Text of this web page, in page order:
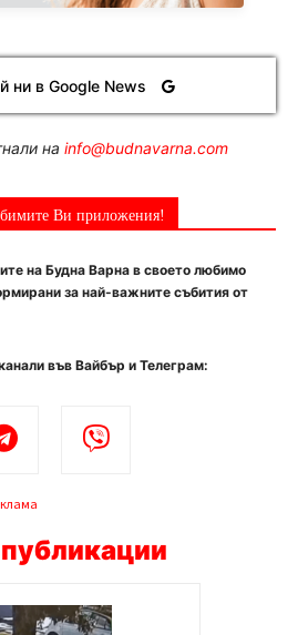
ни в Google News
на info@budnavarna.com
Ви приложения!
на Будна Варна в своето любимо
за най-важните събития от
във Вайбър и Телеграм: